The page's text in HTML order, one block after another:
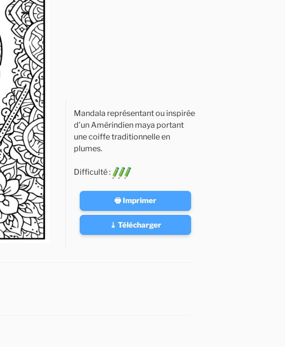
Mandala représentant ou inspirée
d’un Amérindien maya portant
une coiffe traditionnelle en
plumes.
Difficulté :
🖶 Imprimer
⤓ Télécharger